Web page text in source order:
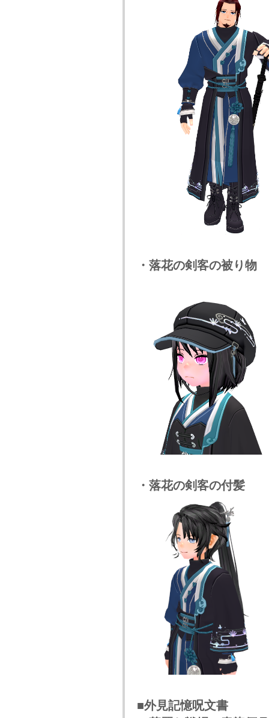
・落花の剣客の被り物
・落花の剣客の付髪
■外見記憶呪文書